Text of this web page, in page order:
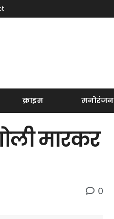
क्राइम मनोरंजन
मारकर
0